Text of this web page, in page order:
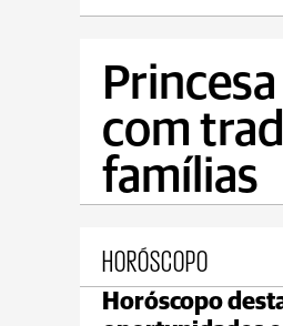
com
famílias
HORÓSCOPO
Horóscopo